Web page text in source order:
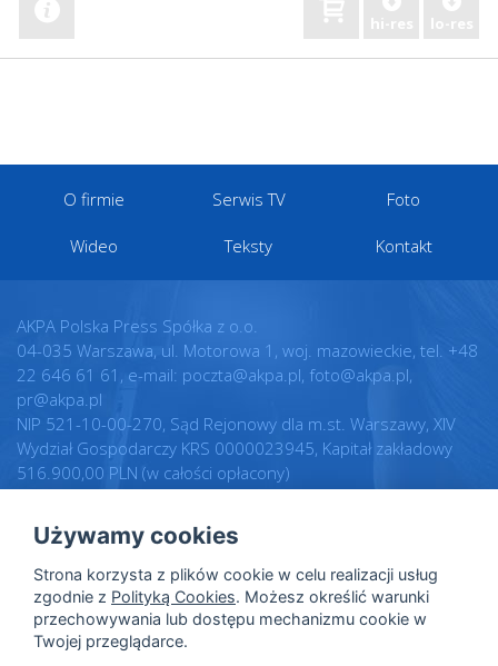
hi-res lo-res
O firmie Serwis TV Foto
Wideo Teksty Kontakt
AKPA Polska Press Spółka z o.o.
04-035 Warszawa, ul. Motorowa 1, woj. mazowieckie, tel. +48
22 646 61 61, e-mail: poczta@akpa.pl, foto@akpa.pl,
pr@akpa.pl
NIP 521-10-00-270, Sąd Rejonowy dla m.st. Warszawy, XIV
Wydział Gospodarczy KRS 0000023945, Kapitał zakładowy
516.900,00 PLN (w całości opłacony)
Regulamin
Warunki licencji
Polityka prywatności
Polityka cookies
Realizacja:
Intellect.pl
Używamy cookies
Strona korzysta z plików cookie w celu realizacji usług
zgodnie z Polityką Cookies. Możesz określić warunki
przechowywania lub dostępu mechanizmu cookie w
Twojej przeglądarce.